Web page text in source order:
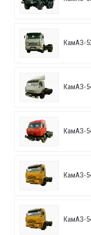
КамАЗ-
КамАЗ-
КамАЗ-
КамАЗ-
КамАЗ-